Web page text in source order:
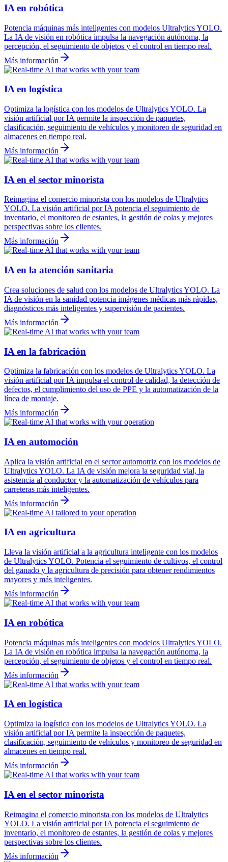
IA en robótica
Potencia máquinas más inteligentes con modelos Ultralytics YOLO.
La IA de visión en robótica impulsa la navegación autónoma, la
percepción, el seguimiento de objetos y el control en tiempo real.
Más información
IA en logística
Optimiza la logística con los modelos de Ultralytics YOLO. La
visión artificial por IA permite la inspección de paquetes,
clasificación, seguimiento de vehículos y monitoreo de seguridad en
almacenes en tiempo real.
Más información
IA en el sector minorista
Reimagina el comercio minorista con los modelos de Ultralytics
YOLO. La visión artificial por IA potencia el seguimiento de
inventario, el monitoreo de estantes, la gestión de colas y mejores
perspectivas sobre los clientes.
Más información
IA en la atención sanitaria
Crea soluciones de salud con los modelos de Ultralytics YOLO. La
IA de visión en la sanidad potencia imágenes médicas más rápidas,
diagnósticos más inteligentes y supervisión de pacientes.
Más información
IA en la fabricación
Optimiza la fabricación con los modelos de Ultralytics YOLO. La
visión artificial por IA impulsa el control de calidad, la detección de
defectos, el cumplimiento del uso de PPE y la automatización de la
línea de montaje.
Más información
IA en automoción
Aplica la visión artificial en el sector automotriz con los modelos de
Ultralytics YOLO. La IA de visión mejora la seguridad vial, la
asistencia al conductor y la automatización de vehículos para
carreteras más inteligentes.
Más información
IA en agricultura
Lleva la visión artificial a la agricultura inteligente con los modelos
de Ultralytics YOLO. Potencia el seguimiento de cultivos, el control
del ganado y la agricultura de precisión para obtener rendimientos
mayores y más inteligentes.
Más información
IA en robótica
Potencia máquinas más inteligentes con modelos Ultralytics YOLO.
La IA de visión en robótica impulsa la navegación autónoma, la
percepción, el seguimiento de objetos y el control en tiempo real.
Más información
IA en logística
Optimiza la logística con los modelos de Ultralytics YOLO. La
visión artificial por IA permite la inspección de paquetes,
clasificación, seguimiento de vehículos y monitoreo de seguridad en
almacenes en tiempo real.
Más información
IA en el sector minorista
Reimagina el comercio minorista con los modelos de Ultralytics
YOLO. La visión artificial por IA potencia el seguimiento de
inventario, el monitoreo de estantes, la gestión de colas y mejores
perspectivas sobre los clientes.
Más información